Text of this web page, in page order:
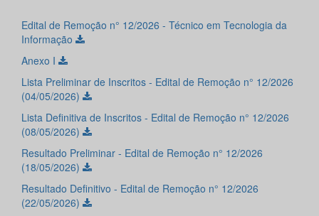
Edital de Remoção n° 12/2026 - Técnico em Tecnologia da
Informação
Anexo I
Lista Preliminar de Inscritos - Edital de Remoção n° 12/2026
(04/05/2026)
Lista Definitiva de Inscritos - Edital de Remoção n° 12/2026
(08/05/2026)
Resultado Preliminar - Edital de Remoção n° 12/2026
(18/05/2026)
Resultado Definitivo - Edital de Remoção n° 12/2026
(22/05/2026)